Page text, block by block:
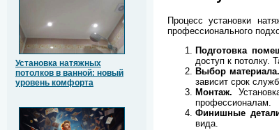
Установка натяжных
потолков в ванной: новый
уровень комфорта
Процесс установки
профессионального
Подготовка
доступ к потолку.
Выбор материала.
зависит срок
Монтаж.
профессионалам.
Финишные
вида.